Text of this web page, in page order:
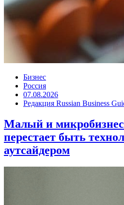
Бизнес
Россия
07.08.2026
Редакция Russian Business
Малый и
перестает быть
аутсайдером